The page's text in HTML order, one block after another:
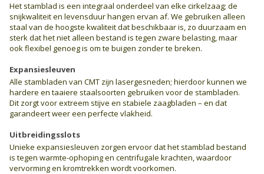
Het stamblad is een integraal onderdeel van elke cirkelzaag; de
snijkwaliteit en levensduur hangen ervan af. We gebruiken alleen
staal van de hoogste kwaliteit dat beschikbaar is, zo duurzaam en
sterk dat het niet alleen bestand is tegen zware belasting, maar
ook flexibel genoeg is om te buigen zonder te breken.
Expansiesleuven
Alle stambladen van CMT zijn lasergesneden; hierdoor kunnen we
hardere en taaiere staalsoorten gebruiken voor de stambladen.
Dit zorgt voor extreem stijve en stabiele zaagbladen – en dat
garandeert weer een perfecte vlakheid.
Uitbreidingsslots
Unieke expansiesleuven zorgen ervoor dat het stamblad bestand
is tegen warmte-ophoping en centrifugale krachten, waardoor
vervorming en kromtrekken wordt voorkomen.